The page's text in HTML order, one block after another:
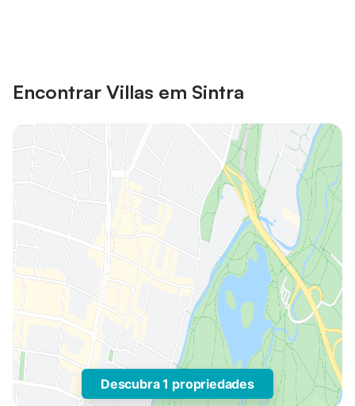
Encontrar Villas em Sintra
Descubra 1 propriedades